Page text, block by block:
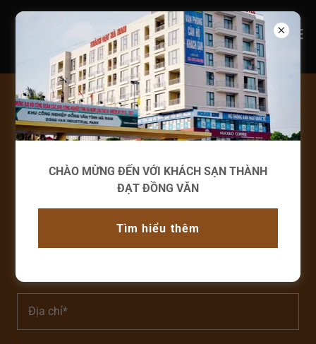
Đặt phòng ngay !
Địa chỉ*
CHÀO MỪNG ĐẾN VỚI KHÁCH SẠN THÀNH
ĐẠT ĐỒNG VĂN
Tìm hiểu thêm